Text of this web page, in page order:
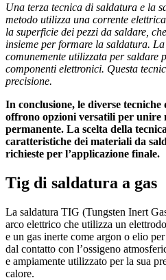
Una terza tecnica di saldatura e la
metodo utilizza una corrente
la superficie dei pezzi da saldare,
insieme per formare la saldatura.
comunemente utilizzata per saldare
componenti elettronici. Questa
precisione.
In conclusione, le diverse
offrono opzioni versatili per unire
permanente. La scelta della
caratteristiche dei materiali da
richieste per l’applicazione finale.
Tig di saldatura a gas
La saldatura TIG (Tungsten Inert
arco elettrico che utilizza un
e un gas inerte come argon o elio
dal contatto con l’ossigeno
e ampiamente utilizzato per la sua
calore.